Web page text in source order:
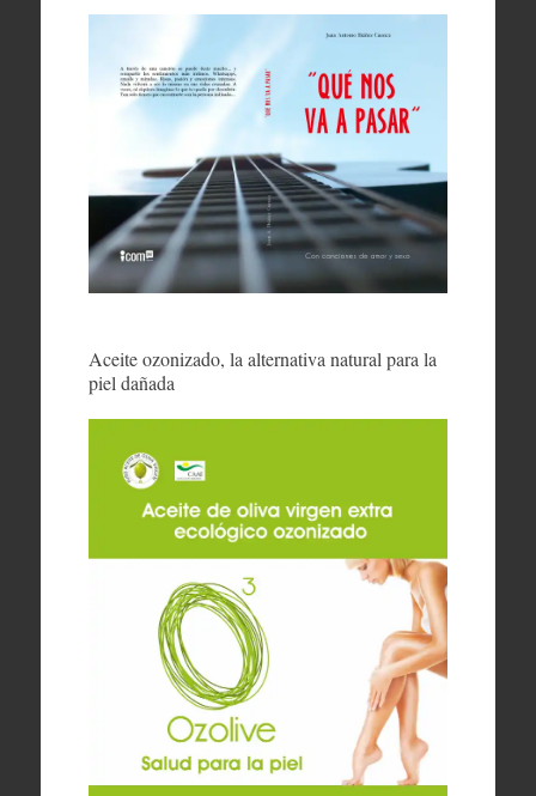
Aceite ozonizado, la alternativa natural para la
piel dañada